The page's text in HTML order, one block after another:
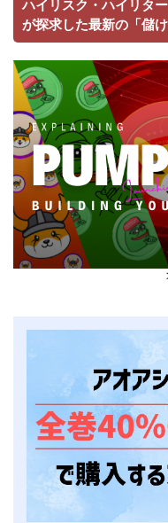
ハイリスク・ハイリタ
が探求した最新の「儲